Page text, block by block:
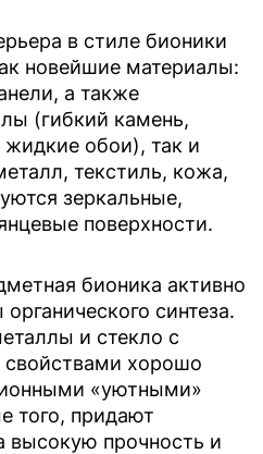
в стиле бионики
новейшие материалы:
а также
(гибкий камень,
обои), так и
текстиль, кожа,
зеркальные,
поверхности.
бионика активно
синтеза.
и стекло с
хорошо
«уютными»
того, придают
высокую прочность и